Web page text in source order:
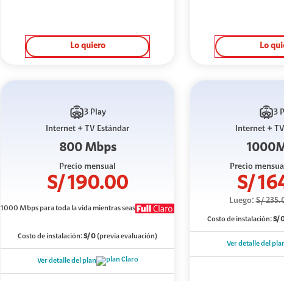
Lo quiero Lo
3 Play
Internet + TV Estándar
800 Mbps
Precio mensual
S/190.00
1000 Mbpspara toda la vida mientras seas
Costo de instalación:S/0 (previa evaluación)
Ver detalle del plan
3
Internet +
Precio
S/
Luego:S/
Costo de instalación:S/
Ver detalle del